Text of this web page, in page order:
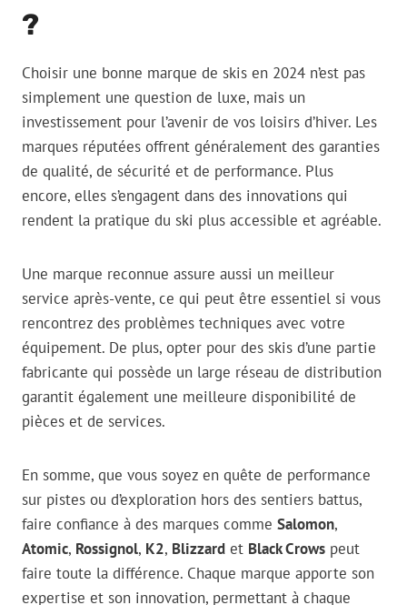
?
Choisir une bonne marque de skis en 2024 n’est pas
simplement une question de luxe, mais un
investissement pour l’avenir de vos loisirs d’hiver. Les
marques réputées offrent généralement des garanties
de qualité, de sécurité et de performance. Plus
encore, elles s’engagent dans des innovations qui
rendent la pratique du ski plus accessible et agréable.
Une marque reconnue assure aussi un meilleur
service après-vente, ce qui peut être essentiel si vous
rencontrez des problèmes techniques avec votre
équipement. De plus, opter pour des skis d’une partie
fabricante qui possède un large réseau de distribution
garantit également une meilleure disponibilité de
pièces et de services.
En somme, que vous soyez en quête de performance
sur pistes ou d’exploration hors des sentiers battus,
faire confiance à des marques comme Salomon,
Atomic, Rossignol, K2, Blizzard et Black Crows peut
faire toute la différence. Chaque marque apporte son
expertise et son innovation, permettant à chaque